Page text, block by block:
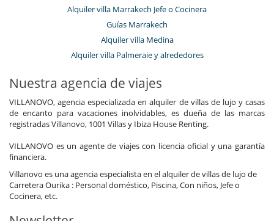
Alquiler villa Marrakech Jefe o Cocinera
Guías Marrakech
Alquiler villa Medina
Alquiler villa Palmeraie y alrededores
Nuestra agencia de viajes
VILLANOVO, agencia especializada en alquiler de villas de lujo y casas
de encanto para vacaciones inolvidables, es dueña de las marcas
registradas Villanovo, 1001 Villas y Ibiza House Renting.
VILLANOVO es un agente de viajes con licencia oficial y una garantía
financiera.
Villanovo es una agencia especialista en el alquiler de villas de lujo de
Carretera Ourika : Personal doméstico, Piscina, Con niños, Jefe o
Cocinera, etc.